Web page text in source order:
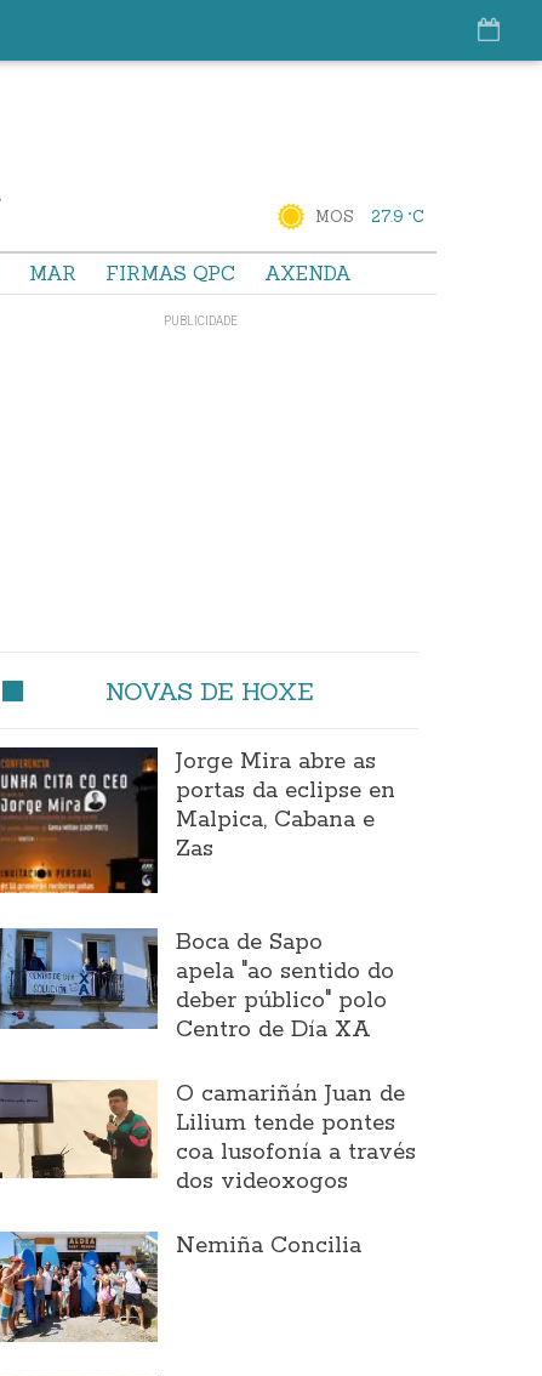
MOS 27.9 °C
MAR FIRMAS QPC AXENDA
NOVAS DE HOXE
Jorge Mira abre as
portas da eclipse en
Malpica, Cabana e
Zas
Boca de Sapo
apela "ao sentido do
deber público" polo
Centro de Día XA
O camariñán Juan de
Lilium tende pontes
coa lusofonía a través
dos videoxogos
Nemiña Concilia